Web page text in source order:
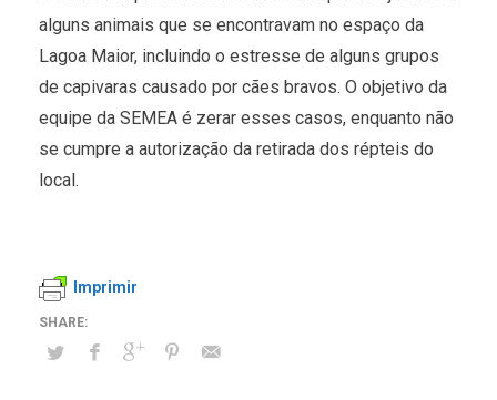
alguns animais que se encontravam no espaço da
Lagoa Maior, incluindo o estresse de alguns grupos
de capivaras causado por cães bravos. O objetivo da
equipe da SEMEA é zerar esses casos, enquanto não
se cumpre a autorização da retirada dos répteis do
local.
Imprimir